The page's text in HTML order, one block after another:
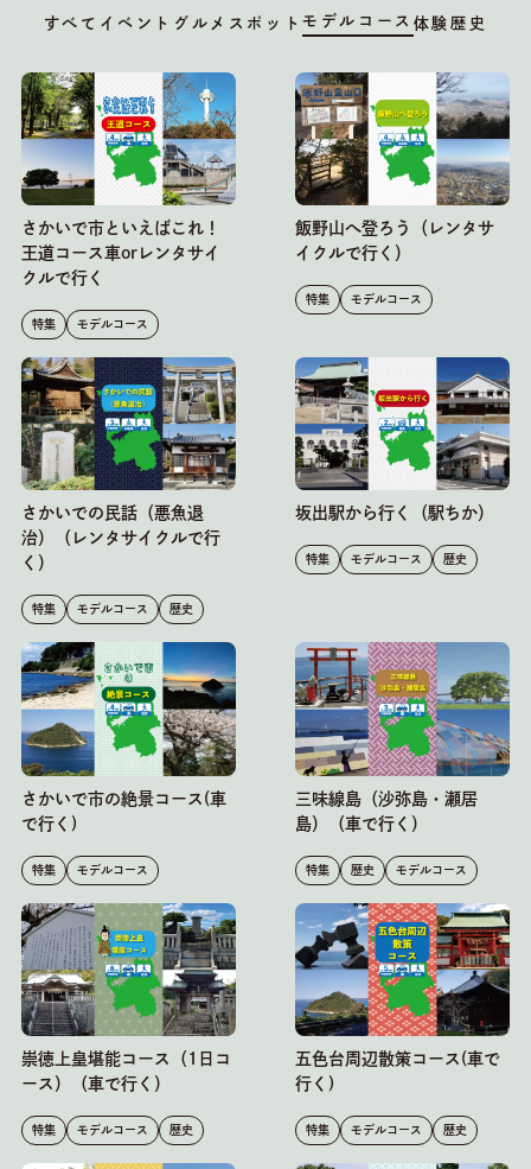
すべて イベント グルメ スポットモデルコース 体験歴史
さかいで市といえばこれ！
王道コース車orレンタサイ
クルで行く
特集 モデルコース
飯野山へ登ろう（レンタサ
イクルで行く）
特集 モデルコース
さかいでの民話（悪魚退
治）（レンタサイクルで行
く）
特集 モデルコース 歴史
坂出駅から行く（駅ちか）
特集 モデルコース 歴史
さかいで市の絶景コース(車
で行く)
特集 モデルコース
三味線島（沙弥島・瀬居
島）（車で行く）
特集 歴史 モデルコース
崇徳上皇堪能コース（1日コ
ース）（車で行く）
特集 モデルコース 歴史
五色台周辺散策コース(車で
行く)
特集 モデルコース 歴史